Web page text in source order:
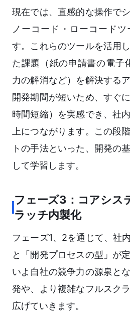
現在では、直感的な操作で
ノーコード・ローコードツ
す。これらのツールを活用
た課題（紙の申請書の電子
力の解消など）を解決する
開発期間が短いため、すぐ
時間短縮）を実感でき、社
上につながります。この段
トの手法といった、開発の
して学習します。
フェーズ3：コアシス
ラッチ内製化
フェーズ1、2を通じて、社
と「開発プロセスの型」が
いよ自社の競争力の源泉と
発や、より複雑なフルスク
広げていきます。